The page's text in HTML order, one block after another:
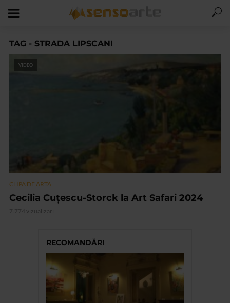
TAG - STRADA LIPSCANI
VIDEO
CLIPA DE ARTA
Cecilia Cuțescu-Storck la Art Safari 2024
7.774 vizualizari
RECOMANDĂRI